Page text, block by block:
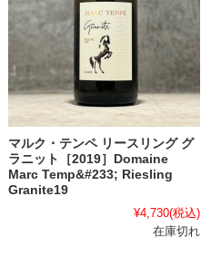
マルク・テンペ リースリング グ
ラニット［2019］Domaine
Marc Temp&#233; Riesling
Granite19
¥4,730(税込)
在庫切れ